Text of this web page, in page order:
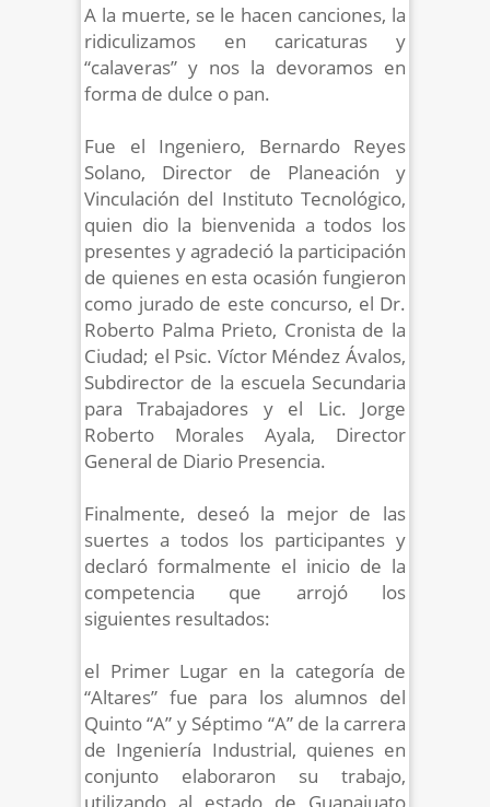
A la muerte, se le hacen canciones, la
ridiculizamos en caricaturas y
“calaveras” y nos la devoramos en
forma de dulce o pan.
Fue el Ingeniero, Bernardo Reyes
Solano, Director de Planeación y
Vinculación del Instituto Tecnológico,
quien dio la bienvenida a todos los
presentes y agradeció la participación
de quienes en esta ocasión fungieron
como jurado de este concurso, el Dr.
Roberto Palma Prieto, Cronista de la
Ciudad; el Psic. Víctor Méndez Ávalos,
Subdirector de la escuela Secundaria
para Trabajadores y el Lic. Jorge
Roberto Morales Ayala, Director
General de Diario Presencia.
Finalmente, deseó la mejor de las
suertes a todos los participantes y
declaró formalmente el inicio de la
competencia que arrojó los
siguientes resultados:
el Primer Lugar en la categoría de
“Altares” fue para los alumnos del
Quinto “A” y Séptimo “A” de la carrera
de Ingeniería Industrial, quienes en
conjunto elaboraron su trabajo,
utilizando al estado de Guanajuato